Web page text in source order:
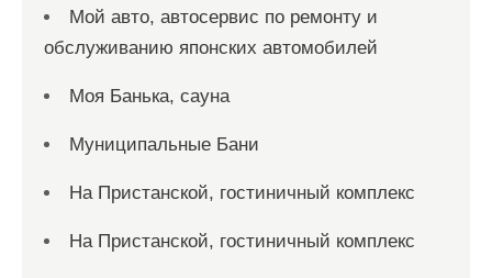
Мой авто, автосервис по ремонту и
обслуживанию японских автомобилей
Моя Банька, сауна
Муниципальные Бани
На Пристанской, гостиничный комплекс
На Пристанской, гостиничный комплекс